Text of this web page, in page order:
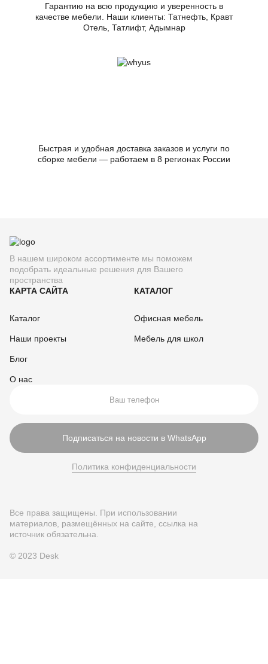
Гарантию на всю продукцию и уверенность в
качестве мебели. Наши клиенты: Татнефть, Кравт
Отель, Татлифт, Адымнар
Быстрая и удобная доставка заказов и услуги по
сборке мебели — работаем в 8 регионах России
В нашем широком ассортименте мы поможем
подобрать идеальные решения для Вашего
пространства
КАРТА САЙТА
Каталог
Наши проекты
Блог
О нас
КАТАЛОГ
Офисная мебель
Мебель для школ
Подписаться на новости в WhatsApp
Политика конфиденциальности
Все права защищены. При использовании
материалов, размещённых на сайте, ссылка на
источник обязательна.
© 2023 Desk